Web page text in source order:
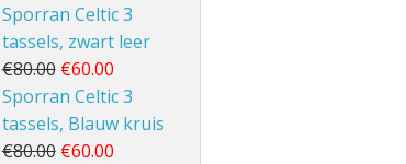
Sporran Celtic 3
tassels, zwart leer
€80.00 €60.00
Sporran Celtic 3
tassels, Blauw kruis
€80.00 €60.00